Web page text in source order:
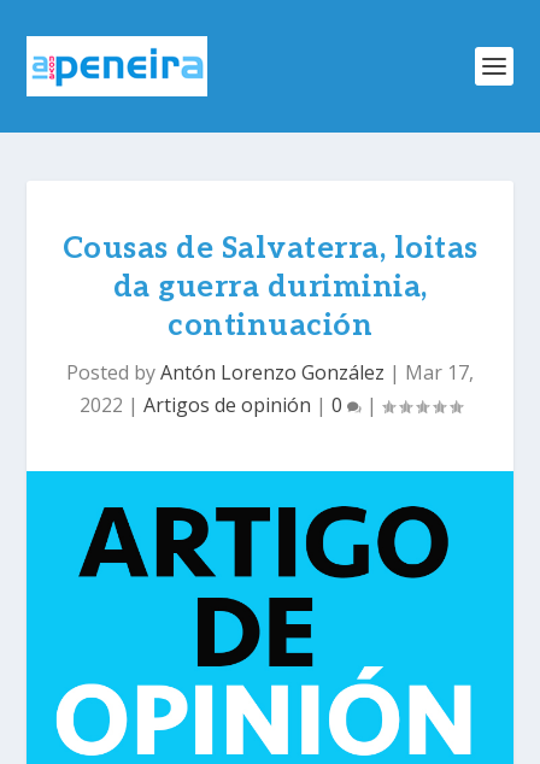
Cousas de Salvaterra, loitas
da guerra duriminia,
continuación
Posted byAntón Lorenzo González | Mar 17,
2022 | Artigos de opinión | 0 |